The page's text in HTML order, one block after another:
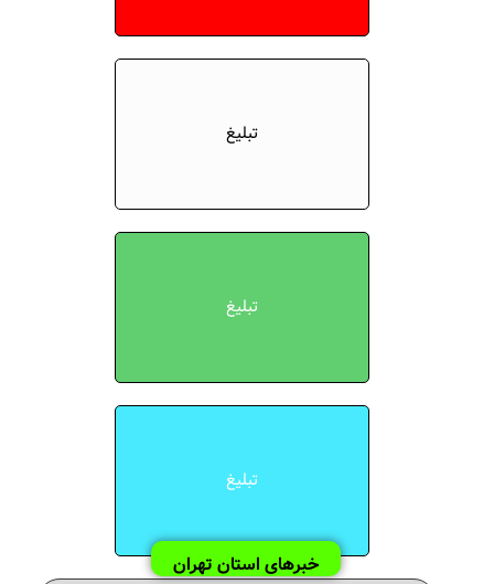
تبلیغ
تبلیغ
تبلیغ
خبرهای استان تهران